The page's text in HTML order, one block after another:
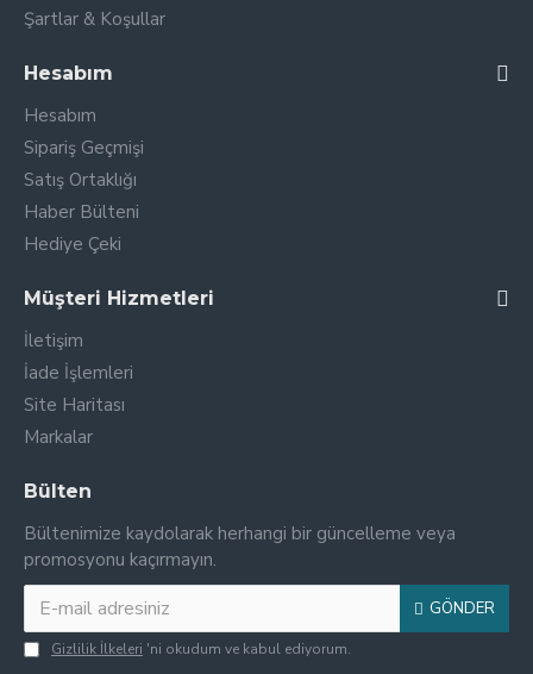
Şartlar & Koşullar
Hesabım
Hesabım
Sipariş Geçmişi
Satış Ortaklığı
Haber Bülteni
Hediye Çeki
Müşteri Hizmetleri
İletişim
İade İşlemleri
Site Haritası
Markalar
Bülten
Bültenimize kaydolarak herhangi bir güncelleme veya
promosyonu kaçırmayın.
GÖNDER
Gizlilik İlkeleri 'ni okudum ve kabul ediyorum.